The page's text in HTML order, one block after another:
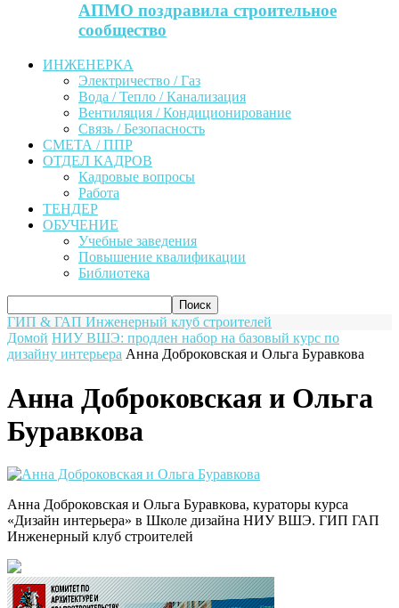
АПМО поздравила строительное
сообщество
ИНЖЕНЕРКА
Электричество / Газ
Вода / Тепло / Канализация
Вентиляция / Кондиционирование
Связь / Безопасность
СМЕТА / ППР
ОТДЕЛ КАДРОВ
Кадровые вопросы
Работа
ТЕНДЕР
ОБУЧЕНИЕ
Учебные заведения
Повышение квалификации
Библиотека
ГИП & ГАП Инженерный клуб строителей
Домой НИУ ВШЭ: продлен набор на базовый курс по
дизайну интерьера Анна Доброковская и Ольга Буравкова
Анна Доброковская и Ольга
Буравкова
Анна Доброковская и Ольга Буравкова, кураторы курса
«Дизайн интерьера» в Школе дизайна НИУ ВШЭ. ГИП ГАП
Инженерный клуб строителей